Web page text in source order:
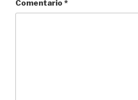
Comentario *